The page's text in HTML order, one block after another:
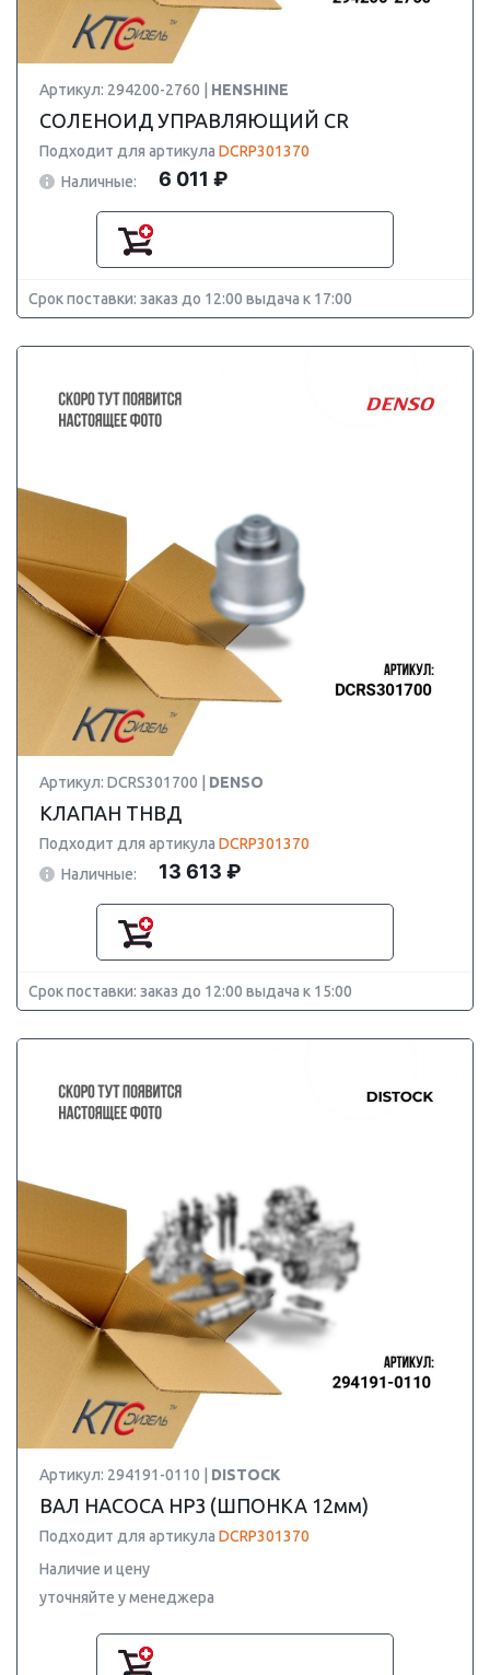
Артикул: 294200-2760 | HENSHINE
СОЛЕНОИД УПРАВЛЯЮЩИЙ CR
Подходит для артикула DCRP301370
Наличные:
6 011 ₽
Срок поставки: заказ до 12:00 выдача к 17:00
Артикул: DCRS301700 | DENSO
КЛАПАН ТНВД
Подходит для артикула DCRP301370
Наличные:
13 613 ₽
Срок поставки: заказ до 12:00 выдача к 15:00
Артикул: 294191-0110 | DISTOCK
ВАЛ НАСОСА HP3 (ШПОНКА 12мм)
Подходит для артикула DCRP301370
Наличие и цену
уточняйте у менеджера